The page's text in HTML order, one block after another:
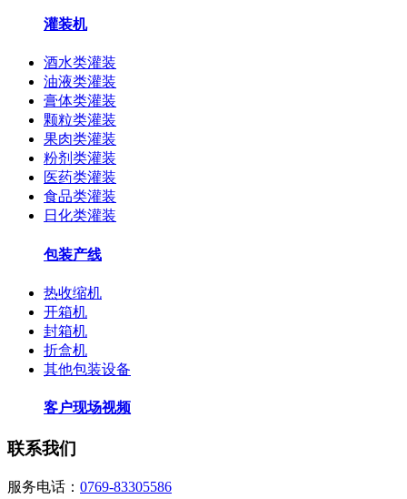
灌装机
酒水类灌装
油液类灌装
膏体类灌装
颗粒类灌装
果肉类灌装
粉剂类灌装
医药类灌装
食品类灌装
日化类灌装
包装产线
热收缩机
开箱机
封箱机
折盒机
其他包装设备
客户现场视频
联系我们
服务电话： 0769-83305586